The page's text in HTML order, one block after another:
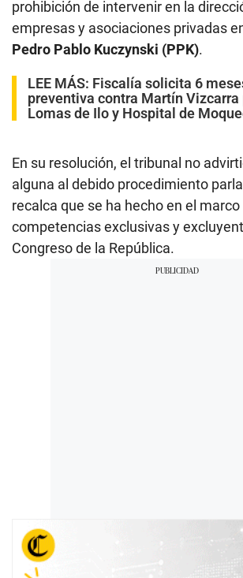
prohibición de intervenir en la
empresas y asociaciones privadas
Pedro Pablo Kuczynski (PPK).
LEE MÁS: Fiscalía solicita 6
preventiva contra Martín Vizcarra
Lomas de Ilo y Hospital de
En su resolución, el tribunal no
alguna al debido procedimiento
recalca que se ha hecho en el marco
competencias exclusivas y
Congreso de la República.